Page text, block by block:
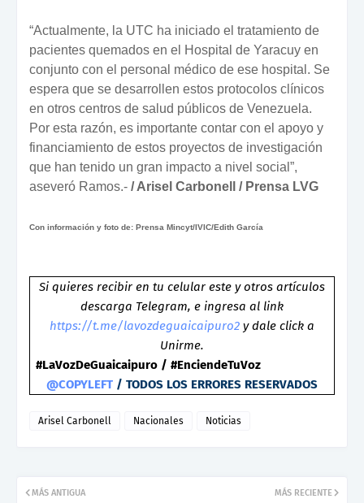
“Actualmente, la UTC ha iniciado el tratamiento de
pacientes quemados en el Hospital de Yaracuy en
conjunto con el personal médico de ese hospital. Se
espera que se desarrollen estos protocolos clínicos
en otros centros de salud públicos de Venezuela.
Por esta razón, es importante contar con el apoyo y
financiamiento de estos proyectos de investigación
que han tenido un gran impacto a nivel social”,
aseveró Ramos.- / Arisel Carbonell / Prensa LVG
Con información y foto de: Prensa Mincyt/IVIC/Edith García
Si quieres recibir en tu celular este y otros artículos
descarga Telegram, e ingresa al link
https://t.me/lavozdeguaicaipuro2 y dale click a
Unirme.
#LaVozDeGuaicaipuro / #EnciendeTuVoz
@COPYLEFT / TODOS LOS ERRORES RESERVADOS
Arisel Carbonell Nacionales Noticias
MÁS RECIENTE
MÁS ANTIGUA